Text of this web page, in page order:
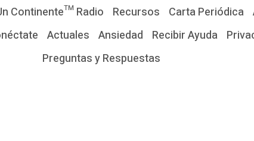
Continente™ Radio Recursos Carta Periódica
Actuales Ansiedad Recibir Ayuda
Preguntas y Respuestas